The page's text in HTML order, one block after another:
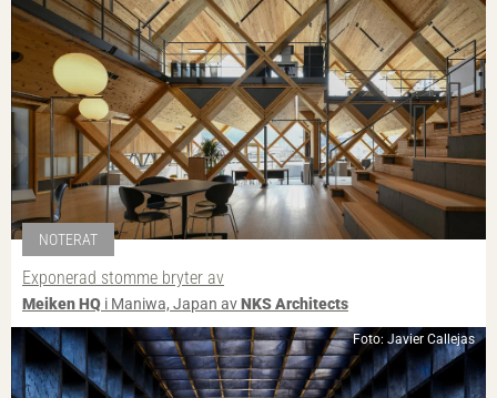
NOTERAT
Exponerad stomme bryter av
Meiken HQ i Maniwa, Japan avNKS Architects
Foto: Javier Callejas